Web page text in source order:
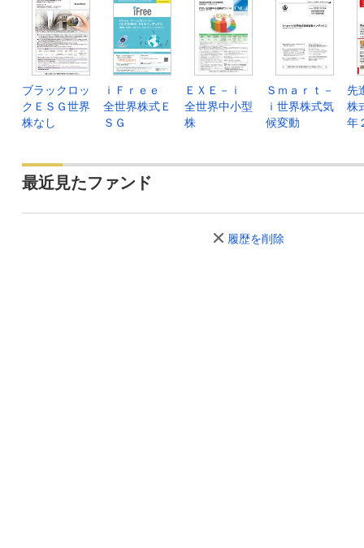
ブラックロッ
クＥＳＧ世界
株なし
ｉＦｒｅｅ
全世界株式Ｅ
ＳＧ
ＥＸＥ－ｉ
全世界中小型
株
Ｓｍａｒｔ－
ｉ世界株式気
候変動
先
株
年
最近見たファンド
履歴を削除